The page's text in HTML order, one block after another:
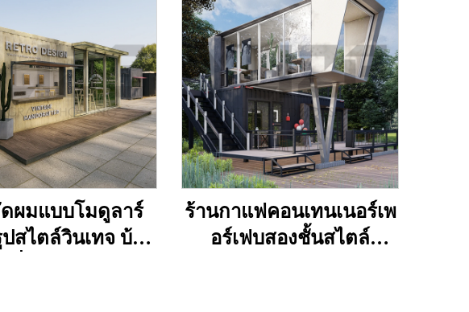
ผมแบบโมดูลาร์
ปสไตล์วินเทจ บ้าน
ร้านกาแฟคอนเทนเนอร์เพ
อร์เฟบสองชั้นสไตล์